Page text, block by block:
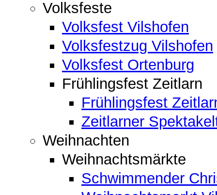
Volksfeste
Volksfest Vilshofen
Volksfestzug Vilshofen
Volksfest Ortenburg
Frühlingsfest Zeitlarn
Frühlingsfest
Zeitlarner
Weihnachten
Weihnachtsmärkte
Schwimmender